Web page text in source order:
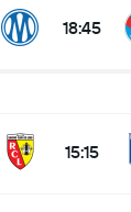
18:45
15:15
partita